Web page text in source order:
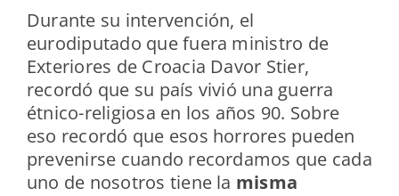
Durante su intervención, el
eurodiputado que fuera ministro de
Exteriores de Croacia Davor Stier,
recordó que su país vivió una guerra
étnico-religiosa en los años 90. Sobre
eso recordó que esos horrores pueden
prevenirse cuando recordamos que cada
uno de nosotros tiene la misma